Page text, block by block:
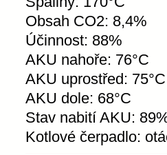
Obsah CO2: 8,4%
Účinnost: 88%
AKU nahoře: 76°C
AKU uprostřed: 75°C
AKU dole: 68°C
Stav nabití AKU:
Kotlové čerpadlo: